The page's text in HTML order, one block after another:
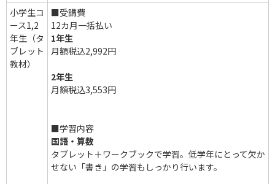
小学生コ
ース1,2
年生（タ
ブレット
教材）
■受講費
12カ月一括払い
1年生
月額税込2,992円
2年生
月額税込3,553円
■学習内容
国語・算数
タブレット＋ワークブックで学習。低学年にとって欠か
せない「書き」の学習もしっかり行います。